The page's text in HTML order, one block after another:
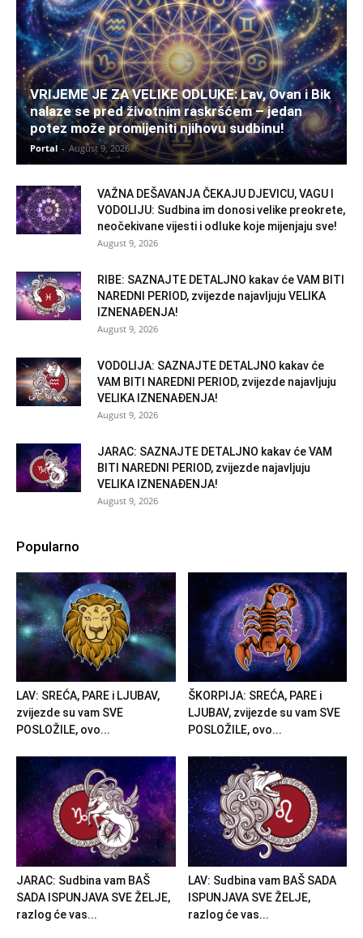
VRIJEME JE ZA VELIKE ODLUKE: Lav, Ovan i Bik
nalaze se pred životnim raskršćem – jedan
potez može promijeniti njihovu sudbinu!
Portal - August 9, 2026
VAŽNA DEŠAVANJA ČEKAJU DJEVICU, VAGU I
VODOLIJU: Sudbina im donosi velike preokrete,
neočekivane vijesti i odluke koje mijenjaju sve!
August 9, 2026
RIBE: SAZNAJTE DETALJNO kakav će VAM BITI
NAREDNI PERIOD, zvijezde najavljuju VELIKA
IZNENAĐENJA!
August 9, 2026
VODOLIJA: SAZNAJTE DETALJNO kakav će
VAM BITI NAREDNI PERIOD, zvijezde najavljuju
VELIKA IZNENAĐENJA!
August 9, 2026
JARAC: SAZNAJTE DETALJNO kakav će VAM
BITI NAREDNI PERIOD, zvijezde najavljuju
VELIKA IZNENAĐENJA!
August 9, 2026
Popularno
LAV: SREĆA, PARE i LJUBAV,
zvijezde su vam SVE
POSLOŽILE, ovo...
ŠKORPIJA: SREĆA, PARE i
LJUBAV, zvijezde su vam SVE
POSLOŽILE, ovo...
JARAC: Sudbina vam BAŠ
SADA ISPUNJAVA SVE ŽELJE,
razlog će vas...
LAV: Sudbina vam BAŠ SADA
ISPUNJAVA SVE ŽELJE,
razlog će vas...